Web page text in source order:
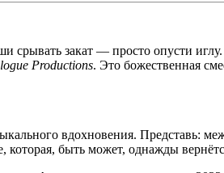
срывать закат — просто опусти
Productions. Это божественная
вдохновения. Представь:
быть может, однажды